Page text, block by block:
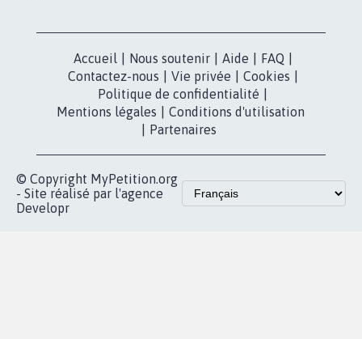
Accueil Nous soutenir Aide FAQ
Contactez-nous
Vie privée Cookies
Politique de confidentialité
Mentions légales
Conditions d'utilisation
Partenaires
© Copyright MyPetition.org
- Site réalisé par l'agence
Developr